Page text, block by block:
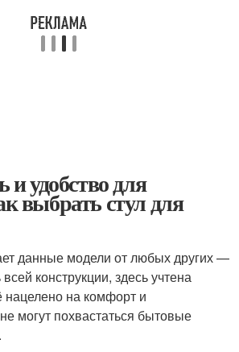
и удобство для
выбрать стул для
данные модели от любых других —
конструкции, здесь учтена
нацелено на комфорт и
могут похвастаться бытовые